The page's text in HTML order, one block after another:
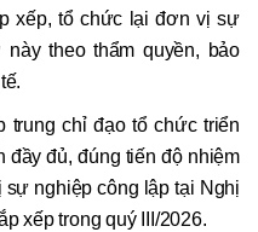
xếp, tổ chức lại đơn vị sự
theo thẩm quyền, bảo
trung chỉ đạo tổ chức triển
đầy đủ, đúng tiến độ nhiệm
nghiệp công lập tại Nghị
xếp trong quý III/2026.